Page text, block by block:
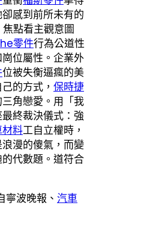
卻感到前所未有的
焦點看主觀意圖
零件行為公道性
崗位屬性。企業外
位被失衡逼瘋的美
的方式， 保時捷
角戀愛。用「我
終裁決儀式：強
料工自立權時，
漫的傻氣，而變
代數題。道符合
寧波晚報、 汽車